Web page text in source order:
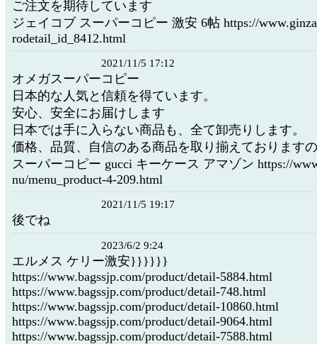
ご注文を期待しています
ジェイコブ スーパーコピー 激安 6帖 https://
rodetail_id_8412.html
2021/11/5 17:12
オメガスーパーコピー
日本的な人気と信頼を得ています。
安心、安全にお届けします
日本では手に入らない商品も、全て卸売りします。
価格、品質、自信のある商品を取り揃えております
スーパーコピー gucci キーケース アマゾン https://
nu/menu_product-4-209.html
2021/11/5 19:17
後でね
2023/6/2 9:24
エルメス ケリー激安}}}}}}
https://www.bagssjp.com/product/detail-5884.html
https://www.bagssjp.com/product/detail-748.html
https://www.bagssjp.com/product/detail-10860.html
https://www.bagssjp.com/product/detail-9064.html
https://www.bagssjp.com/product/detail-7588.html